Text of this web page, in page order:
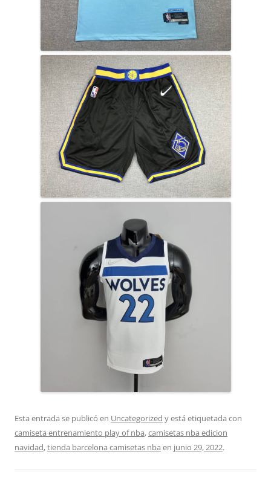
Esta entrada se publicó en Uncategorized y está etiquetada con
camiseta entrenamiento play of nba,camisetas nba edicion
navidad,tienda barcelona camisetas nba en junio 29, 2022.